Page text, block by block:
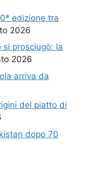
edizione tra
2026
si prosciugò: la
2026
arriva da
del piatto di
dopo 70